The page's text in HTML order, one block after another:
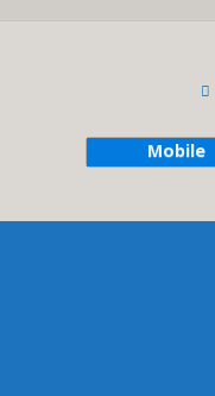
Mobile